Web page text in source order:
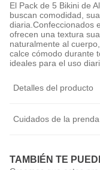
El Pack de 5 Bikini de
buscan comodidad,
diaria.Confeccionados
ofrecen una textura
naturalmente al
calce cómodo durante
ideales para el uso
Detalles del producto
Cuidados de la prenda
TAMBIÉN TE